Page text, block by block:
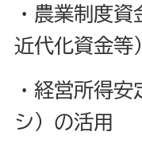
・農業制度資
近代化資金等
・経営所得
シ）の活用